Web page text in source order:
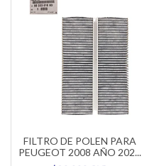
FILTRO DE POLEN PARA
PEUGEOT 2008 AÑO 202...